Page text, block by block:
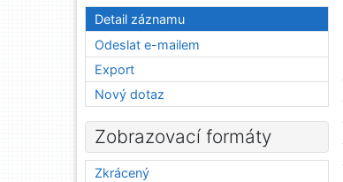
Detail záznamu
Odeslat e-mailem
Export
Nový dotaz
Zobrazovací formáty
Zkrácený